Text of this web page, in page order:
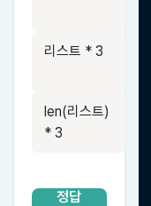
리스트 * 3
len(리스트)
* 3
정답